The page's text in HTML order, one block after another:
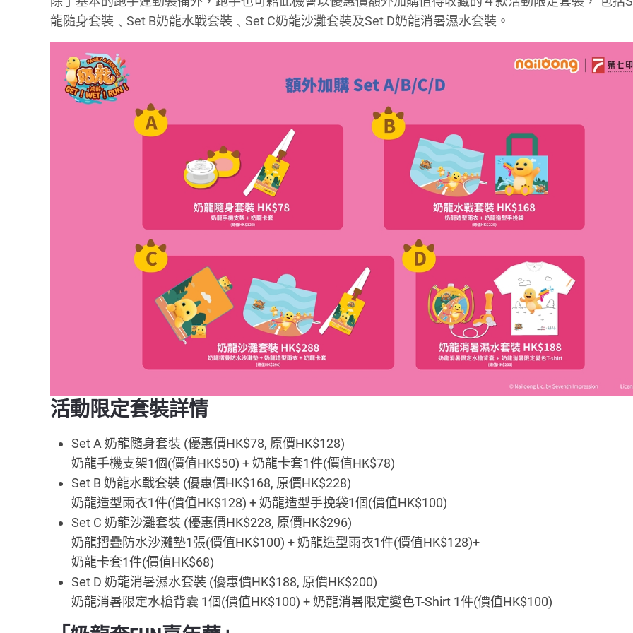
龍隨身套裝﹑Set B奶龍水戰套裝﹑Set C奶龍沙灘套裝及Set D奶龍消暑濕水套裝。
活動限定套裝詳情
Set A 奶龍隨身套裝 (優惠價HK$78, 原價HK$128)
奶龍手機支架1個(價值HK$50) + 奶龍卡套1件(價值HK$78)
Set B 奶龍水戰套裝 (優惠價HK$168, 原價HK$228)
奶龍造型雨衣1件(價值HK$128) + 奶龍造型手挽袋1個(價值HK$100)
Set C 奶龍沙灘套裝 (優惠價HK$228, 原價HK$296)
奶龍摺疊防水沙灘墊1張(價值HK$100) + 奶龍造型雨衣1件(價值HK$128)+
奶龍卡套1件(價值HK$68)
Set D 奶龍消暑濕水套裝 (優惠價HK$188, 原價HK$200)
奶龍消暑限定水槍背囊 1個(價值HK$100) + 奶龍消暑限定變色T-Shirt 1件(價值HK$100)